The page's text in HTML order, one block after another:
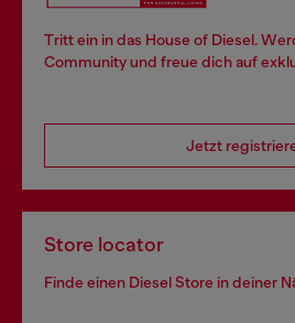
Tritt ein in das House of Diesel.
Community und freue dich auf
Jetzt
Store locator
Finde einen Diesel Store in deiner